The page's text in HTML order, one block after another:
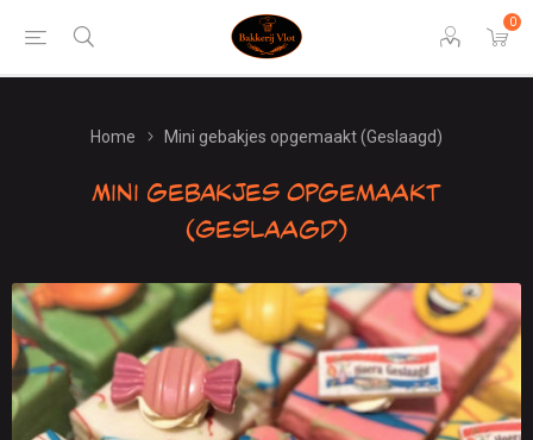
0
Home Mini gebakjes opgemaakt (Geslaagd)
Mini gebakjes opgemaakt
(Geslaagd)